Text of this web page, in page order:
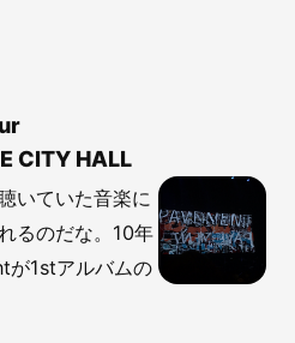
CITY HALL
いていた音楽に
るのだな。10年
が1stアルバムの